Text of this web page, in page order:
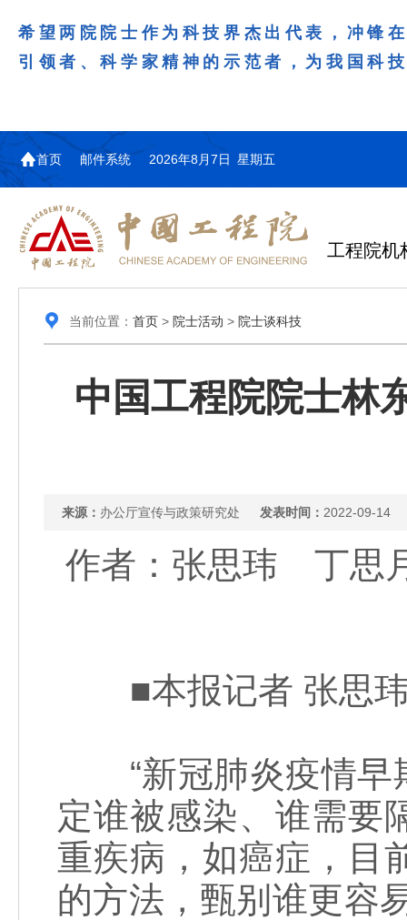
希望两院院士作为科技界杰出代表，冲锋
引领者、科学家精神的示范者，为我国科
首页 邮件系统 2026年8月7日 星期五
工程院机
当前位置： 首页> 院士活动 > 院士谈科技
中国工程院院士林
来源： 办公厅宣传与政策研究处 发表时间： 2022-09-14
作者：张思玮 丁
■本报记者 张思玮
“新冠肺炎疫情早
定谁被感染、谁需要
重疾病，如癌症，目
的方法，甄别谁更容